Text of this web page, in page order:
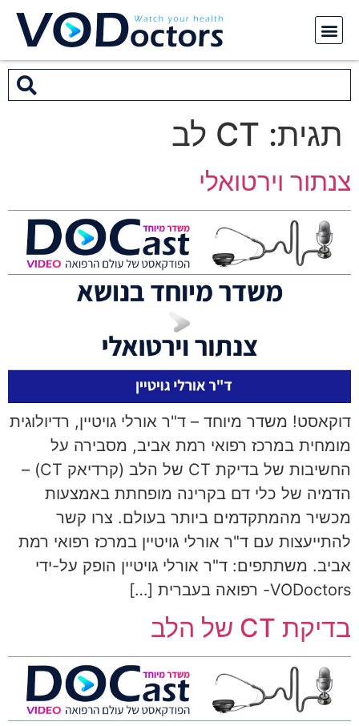
תגית: CT לב
צנתור וירטואלי
דוקאסט! משדר מיוחד – ד"ר אורלי גויטיין, רדיולוגית
מומחית במרכז רפואי רמת אביב, מסבירה על
החשיבות של בדיקת CT של הלב (קרדיאק CT) –
הדמיה של כלי דם בקרינה מופחתת באמצעות
מכשיר מהמתקדמים ביותר בעולם. צרו קשר
להתייעצות עם ד"ר אורלי גויטיין במרכז רפואי רמת
אביב. משתתפים: ד"ר אורלי גויטיין הופק על-ידי
VODoctors- רפואה בעברית […]
בדיקת CT של הלב